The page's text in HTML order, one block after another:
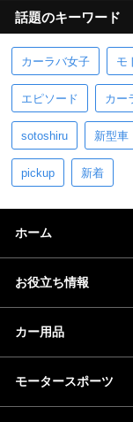
話題のキーワード
カーラバ女子 モ
エピソード カー
sotoshiru 新型車
pickup 新着
ホーム
お役立ち情報
カー用品
モータースポーツ